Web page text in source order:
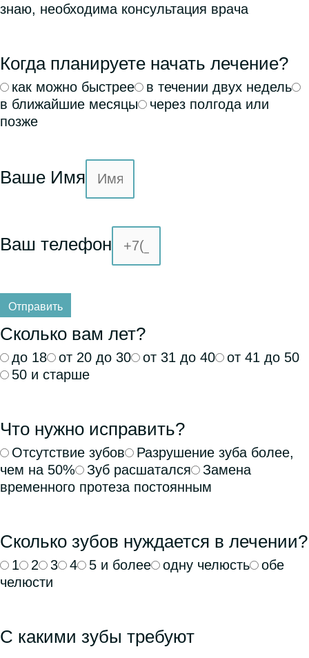
знаю, необходима консультация врача
Когда планируете начать лечение?
как можно быстрее
в течении двух недель
в ближайшие месяцы
через полгода или
позже
Ваше Имя
Ваш телефон
Отправить
Сколько вам лет?
до 18 от 20 до 30 от 31 до 40
от 41 до 50
50 и старше
Что нужно исправить?
Отсутствие зубов
Разрушение зуба более,
чем на 50%
Зуб расшатался
Замена
временного протеза постоянным
Сколько зубов нуждается в лечении?
1 2 3 4 5 и более одну челюсть
обе
челюсти
С какими зубы требуют